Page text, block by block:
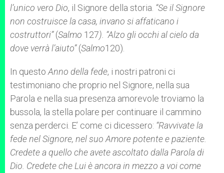
l’unico vero Dio, il Signore della storia. “Se il Signore
non costruisce la casa, invano si affaticano i
costruttori”(Salmo 127). “Alzo gli occhi al cielo da
dove verrà l’aiuto”(Salmo120).
In questo Anno della fede, i nostri patroni ci
testimoniano che proprio nel Signore, nella sua
Parola e nella sua presenza amorevole troviamo la
bussola, la stella polare per continuare il cammino
senza perderci. E’ come ci dicessero: “Ravvivate la
fede nel Signore, nel suo Amore potente e paziente.
Credete a quello che avete ascoltato dalla Parola di
Dio. Credete che Lui è ancora in mezzo a voi come